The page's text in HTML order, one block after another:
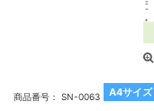
A4サイズ
商品番号： SN-0063